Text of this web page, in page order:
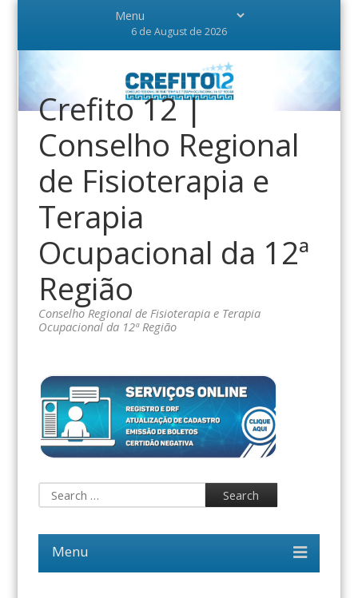
6 de August de 2026
Crefito 12 |
Conselho Regional
de Fisioterapia e
Terapia
Ocupacional da 12ª
Região
Conselho Regional de Fisioterapia e Terapia
Ocupacional da 12ª Região